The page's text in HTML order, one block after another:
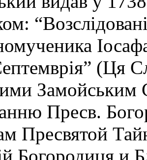
(Ця
Замойським
Пресв.
Пресвятой
Богородиця и